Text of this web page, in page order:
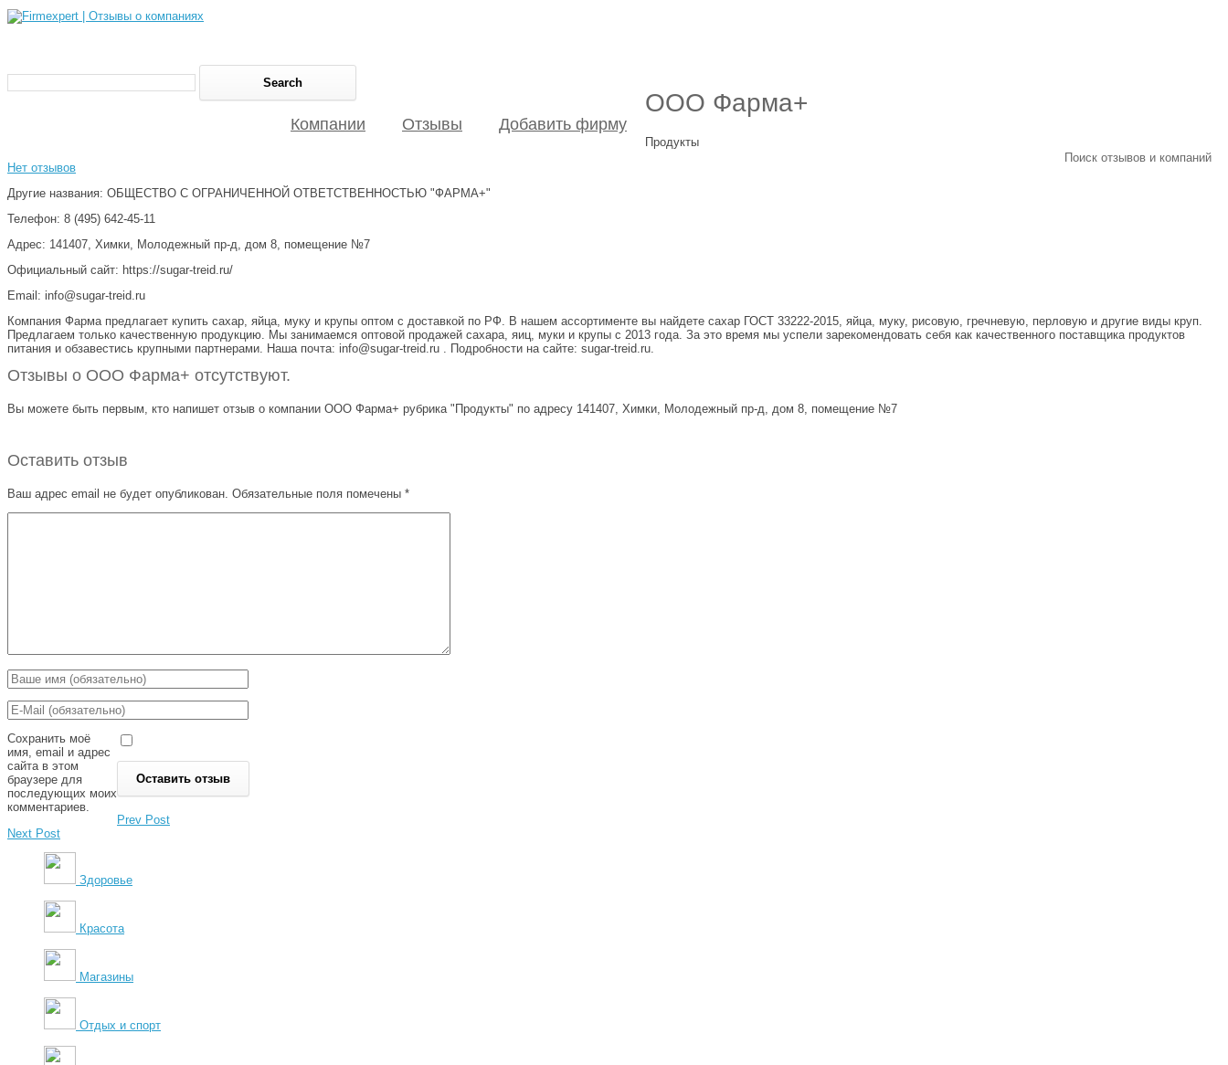
Поиск отзывов и компаний
Компании Отзывы Добавить фирму
ООО Фарма+
Продукты
Нет отзывов
Другие названия: ОБЩЕСТВО С ОГРАНИЧЕННОЙ ОТВЕТСТВЕННОСТЬЮ "ФАРМА+"
Телефон: 8 (495) 642-45-11
Адрес: 141407, Химки, Молодежный пр-д, дом 8, помещение №7
Официальный сайт: https://sugar-treid.ru/
Email: info@sugar-treid.ru
Компания Фарма предлагает купить сахар, яйца, муку и крупы оптом с доставкой по РФ. В нашем ассортименте вы найдете сахар ГОСТ 33222-2015, яйца, муку, рисовую, гречневую, перловую и другие виды круп.
Предлагаем только качественную продукцию. Мы занимаемся оптовой продажей сахара, яиц, муки и крупы с 2013 года. За это время мы успели зарекомендовать себя как качественного поставщика продуктов
питания и обзавестись крупными партнерами. Наша почта: info@sugar-treid.ru . Подробности на сайте: sugar-treid.ru.
Отзывы о ООО Фарма+ отсутствуют.
Вы можете быть первым, кто напишет отзыв о компании ООО Фарма+ рубрика "Продукты" по адресу 141407, Химки, Молодежный пр-д, дом 8, помещение №7
Оставить отзыв
Ваш адрес email не будет опубликован. Обязательные поля помечены *
Сохранить моё
имя, email и адрес
сайта в этом
браузере для
последующих моих
комментариев.
Prev Post
Next Post
Здоровье
Красота
Магазины
Отдых и спорт